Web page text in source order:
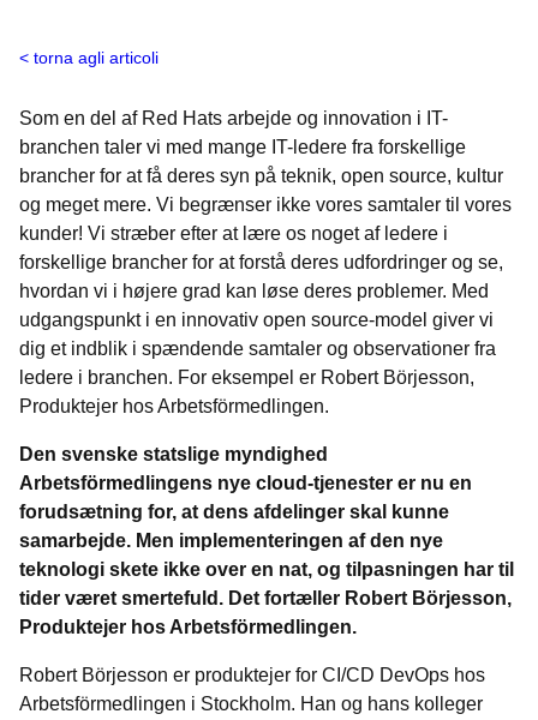
torna agli articoli
Som en del af Red Hats arbejde og innovation i IT-
branchen taler vi med mange IT-ledere fra forskellige
brancher for at få deres syn på teknik, open source, kultur
og meget mere. Vi begrænser ikke vores samtaler til vores
kunder! Vi stræber efter at lære os noget af ledere i
forskellige brancher for at forstå deres udfordringer og se,
hvordan vi i højere grad kan løse deres problemer. Med
udgangspunkt i en innovativ open source-model giver vi
dig et indblik i spændende samtaler og observationer fra
ledere i branchen. For eksempel er Robert Börjesson,
Produktejer hos Arbetsförmedlingen.
Den svenske statslige myndighed
Arbetsförmedlingens nye cloud-tjenester er nu en
forudsætning for, at dens afdelinger skal kunne
samarbejde. Men implementeringen af den nye
teknologi skete ikke over en nat, og tilpasningen har til
tider været smertefuld. Det fortæller Robert Börjesson,
Produktejer hos Arbetsförmedlingen.
Robert Börjesson er produktejer for CI/CD DevOps hos
Arbetsförmedlingen i Stockholm. Han og hans kolleger